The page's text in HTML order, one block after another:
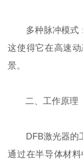
多种脉冲模式：
这使得它在高速
景。
二、工作原理
DFB激光器的工
通过在半导体材